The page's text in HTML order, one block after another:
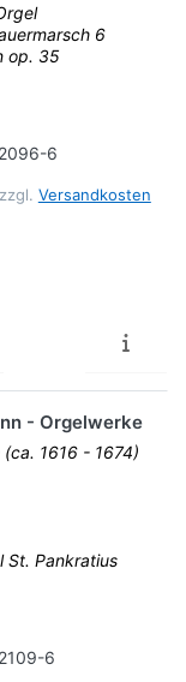
6
op. 35
6
Versandkosten
- Orgelwerke
1616 - 1674)
St. Pankratius
6